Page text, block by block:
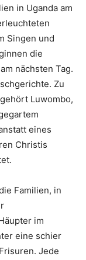
in Uganda am
Singen und
die
nächsten Tag.
Zu
Luwombo,
eines
Christis
Familien, in
im
eine schier
Jede